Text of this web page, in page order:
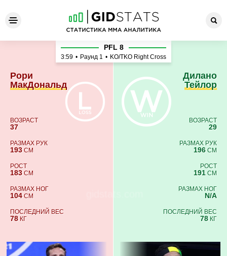
Рори МакДональд - Дилано
Рори
МакДональд
ВОЗРАСТ
37
РАЗМАХ РУК
193 СМ
РОСТ
183 СМ
РАЗМАХ НОГ
104 СМ
ПОСЛЕДНИЙ ВЕС
78 КГ
PFL 8
3:59 • Раунд 1 • KO/TKO Right Cross
Дилано
Тейлор
ВОЗРАСТ
29
РАЗМАХ РУК
196 СМ
РОСТ
191 СМ
РАЗМАХ НОГ
N/A
ПОСЛЕДНИЙ ВЕС
78 КГ